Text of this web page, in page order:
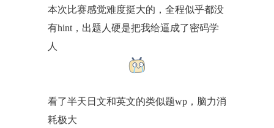
本次比赛感觉难度挺大的，全程似乎都没
有hint，出题人硬是把我给逼成了密码学
人
看了半天日文和英文的类似题wp，脑力消
耗极大